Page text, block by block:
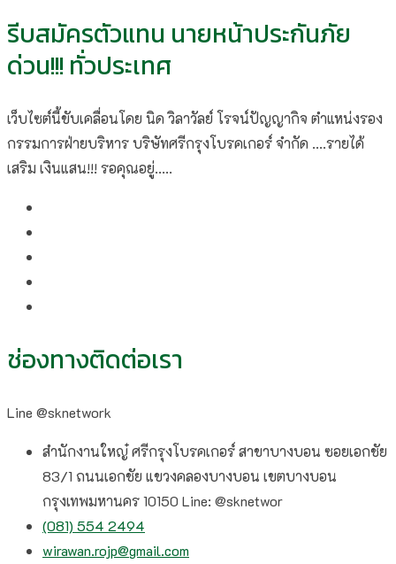
รีบสมัครตัวแทน นายหน้าประกันภัย
ด่วน!!! ทั่วประเทศ
เว็บไซต์นี้ขับเคลื่อนโดย นิด วิลาวัลย์​ โรจน์ปัญญากิจ ตำแหน่งรอง
กรรมการฝ่ายบริหาร บริษัทศรีกรุงโบรคเกอร์ จำกัด ....รายได้
เสริม เงินแสน!!! รอคุณอยู่.....
ช่องทางติดต่อเรา
Line @sknetwork
สำนักงานใหญ๋ ศรีกรุงโบรคเกอร์ สาขาบางบอน ซอยเอกชัย
83/1 ถนนเอกชัย แขวงคลองบางบอน เขตบางบอน
กรุงเทพมหานคร 10150 Line: @sknetwor
(081) 554 2494​
wirawan.rojp@gmail.com